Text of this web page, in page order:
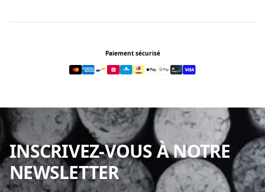
Paiement sécurisé
INSCRIVEZ-VOUS À NOTRE
NEWSLETTER